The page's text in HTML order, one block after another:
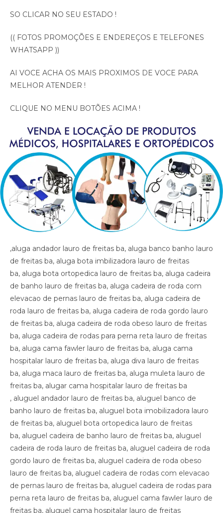
SO CLICAR NO SEU ESTADO !
(( FOTOS PROMOÇÕES E ENDEREÇOS E TELEFONES
WHATSAPP ))
AI VOCE ACHA OS MAIS PROXIMOS DE VOCE PARA
MELHOR ATENDER !
CLIQUE NO MENU BOTÕES ACIMA !
,aluga andador lauro de freitas ba, aluga banco banho lauro de freitas ba, aluga bota imbilizadora lauro de freitas ba, aluga bota ortopedica lauro de freitas ba, aluga cadeira de banho lauro de freitas ba, aluga cadeira de roda com elevacao de pernas lauro de freitas ba, aluga cadeira de roda lauro de freitas ba, aluga cadeira de roda gordo lauro de freitas ba, aluga cadeira de roda obeso lauro de freitas ba, aluga cadeira de rodas para perna reta lauro de freitas ba, aluga cama fawler lauro de freitas ba, aluga cama hospitalar lauro de freitas ba, aluga diva lauro de freitas ba, aluga maca lauro de freitas ba, aluga muleta lauro de freitas ba, alugar cama hospitalar lauro de freitas ba , aluguel andador lauro de freitas ba, aluguel banco de banho lauro de freitas ba, aluguel bota imobilizadora lauro de freitas ba, aluguel bota ortopedica lauro de freitas ba, aluguel cadeira de banho lauro de freitas ba, aluguel cadeira de roda lauro de freitas ba, aluguel cadeira de roda gordo lauro de freitas ba, aluguel cadeira de roda obeso lauro de freitas ba, aluguel cadeira de rodas com elevacao de pernas lauro de freitas ba, aluguel cadeira de rodas para perna reta lauro de freitas ba, aluguel cama fawler lauro de freitas ba, aluguel cama hospitalar lauro de freitas ba, aluguel diva lauro de freitas ba, aluguel maca lauro de freitas ba, aluguel maca lauro de freitas ba, aluguel muleta lauro de freitas ba, andador lauro de freitas ba, artigos hospitalares lauro de freitas ba, assento para banho lauro de freitas ba, banco para banho lauro de freitas ba, bota imibilizadora lauro de freitas ba, bota imobilizadora lauro de freitas ba, bota ortopedica barata lauro de freitas ba, bota ortopedica lauro de freitas ba, cadeira de higiene lauro de freitas ba, cadeira de banho lauro de freitas ba, cadeira de higiene lauro de freitas ba, cadeira de necessidades lauro de freitas ba, cadeira de roda gordo lauro de freitas ba, cadeira de roda obeso lauro de freitas ba, cadeira de rodas aluguel lauro de freitas ba, cadeira de rodas elevacao de pernas lauro de freitas ba, cadeira de rodas higienica lauro de freitas ba, cadeira de rodas para banho preco lauro de freitas ba, cadeira de rodas para gordo lauro de freitas ba, cadeira higienica dobravel lauro de freitas ba, cadeira higienica preco lauro de freitas ba, cadeira para banho preco lauro de freitas ba, cadeira para vaso lauro de freitas ba, cadeiras de rodas lauro de freitas ba, calha afo ortopedica pe caido lauro de freitas ba, calha afo ortopedica pe caido lauro de freitas ba, calha afo ortopedica pe caido lauro de freitas ba, cama fawler lauro de freitas ba, cama hospitalar automatica lauro de freitas ba, cama hospitalar lauro de freitas ba, cama hospitalar manual lauro de freitas ba, cedeira de rodas lauro de freitas ba, cilindro de oxigenio medicinal lauro de freitas ba, clinica ortopedica lauro de freitas ba, clinica so trauma lauro de freitas ba, colar cervical lauro de freitas ba, diva lauro de freitas ba, equipamentos medicos lauro de freitas ba, fisioterapia lauro de freitas ba, hospital lauro de freitas ba, hospital so trauma lauro de freitas ba, imobilizador articulado cotovelo lauro de freitas ba, imobilizador articulado joelho lauro de freitas ba, imobilizador articulado joelho lauro de freitas ba, imobilizador articulado lauro de freitas ba, joelheira lauro de freitas ba, joelheira ortopedica brace lauro de freitas ba, joelheira ortopedica brace lauro de freitas ba lauro de freitas ba, joelheira ortopedica lauro de freitas ba, joelheira ortopedica lauro de freitas ba, joelheira ortopedica lauro de freitas ba, joelheira ortopedica lauro de freitas ba, joelheira ortopedica lauro de freitas ba, locacao andador lauro de freitas ba, locacao banco de banho lauro de freitas ba, locacao bota imobilizadora lauro de freitas ba, locacao bota ortopedica lauro de freitas ba, locacao cadeira de banho lauro de freitas ba, locacao cadeira de roda lauro de freitas ba, locacao cadeira de roda gordo lauro de freitas ba, locacao cadeira de roda obeso lauro de freitas ba, locacao cadeira de rodas elevalcao de pernas lauro de freitas ba, locacao cama fawler lauro de freitas ba, locacao cama hospitalar lauro de freitas ba, locacao de cadeira de rodas lauro de freitas ba, locacao de cadeira de rodas para perna reta lauro de freitas ba, locacao diva lauro de freitas ba, locacao maca lauro de freitas ba, locacao maca lauro de freitas ba, locacao muleta lauro de freitas ba, locadora andador lauro de freitas ba, locadora banco de banho lauro de freitas ba, locadora bota imobilizadora lauro de freitas ba, locadora bota ortopedica lauro de freitas ba, locadora cadeira de banho lauro de freitas ba, locadora cadeira de roda lauro de freitas ba, locadora cadeira de roda gordo lauro de freitas ba, locadora cadeira de roda obeso lauro de freitas ba, locadora cadeira de rodas elevecao de pernas, locadora cadeira de rodas para perna reta lauro de freitas ba, locadora cama fawler lauro de freitas ba, locadora cama hospitalar lauro de freitas ba, locadora diva lauro de freitas ba, locadora maca lauro de freitas ba, locadora maca lauro de freitas ba, locadora muleta lauro de freitas ba, loja bota ortopedica lauro de freitas ba, loja cadeira de banho lauro de freitas ba, loja cadeira de roda lauro de freitas ba, loja cama hospitalar lauro de freitas ba, loja muleta lauro de freitas ba, loja produtos medicos lauro de freitas ba, loja produtos hospitalar lauro de freitas ba, loja produtos hospitalares lauro de freitas ba, loja produtos medicos lauro de freitas ba, loja produtos ortopedicos lauro de freitas ba, loja vende andador lauro de freitas ba, loja vende bota ortopedica lauro de freitas ba, loja vende cadeira de rodas perna reta lauro de freitas ba, loja vende cama fawler lauro de freitas ba, loja vende muleta lauro de freitas ba, loja vende tipoia lauro de freitas ba, maca lauro de freitas ba, material cirurgico lauro de freitas ba, medico ortopedista lauro de freitas ba, muleta barata lauro de freitas ba, muleta lauro de freitas ba, muleta usada lauro de freitas ba, muletas lauro de freitas ba, munhequeira lauro de freitas ba, ortese articulada cotovelo lauro de freitas ba, ortese articulada cotovelo lauro de freitas ba, ortese articulado cotovelo lauro de freitas ba, ortese notuna facite plantar lauro de freitas ba, ortese noturna facite plantar lauro de freitas ba, ortese noturna facite plantar lauro de freitas ba, ortopedia lauro de freitas ba, poltrona hospitalar preco lauro de freitas ba, poltrona reclinavel hospitalar lauro de freitas ba, preco cadeira de banho lauro de freitas ba, preco cama hospitalar lauro de freitas ba, produtos hospitalares lauro de freitas ba, produtos medicos lauro de freitas ba, reabilitacao lauro de freitas ba, sutia cirurgia lauro de freitas ba, sutia ortopedico lauro de freitas ba, sutia ortopedico lauro de freitas ba, sutia pos operatorio lauro de freitas ba, sutia pos operatorio lauro de freitas ba, tala lauro de freitas ba, talas lauro de freitas ba, tipoia lauro de freitas ba, venda muleta lauro de freitas ba, vende cadeira de banho lauro de freitas ba, vende maca lauro de freitas ba, vende muleta lauro de freitas ba, vende produtos hospitalares lauro de freitas ba, vende produtos medicos lauro de freitas ba, ,aluga andador lauro de freitas ba, aluga banco banho lauro de freitas ba, aluga bota imbilizadora lauro de freitas ba, aluga bota ortopedica lauro de freitas ba, aluga cadeira de banho lauro de freitas ba, aluga cadeira de roda com elevacao de pernas lauro de freitas ba, aluga cadeira de roda lauro de freitas ba, aluga cadeira de roda gordo lauro de freitas ba, aluga cadeira de roda obeso lauro de freitas ba, aluga cadeira de rodas para perna reta lauro de freitas ba, aluga cama fawler lauro de freitas ba, aluga cama hospitalar lauro de freitas ba, aluga diva lauro de freitas ba, aluga maca lauro de freitas ba, aluga muleta lauro de freitas ba, alugar cama hospitalar lauro de freitas ba , aluguel andador lauro de freitas ba, aluguel banco de banho lauro de freitas ba, aluguel bota imobilizadora lauro de freitas ba, aluguel bota ortopedica lauro de freitas ba, aluguel cadeira de banho lauro de freitas ba, aluguel cadeira de roda lauro de freitas ba, aluguel cadeira de roda gordo lauro de freitas ba, aluguel cadeira de roda obeso lauro de freitas ba, aluguel cadeira de rodas com elevacao de pernas lauro de freitas ba, aluguel cadeira de rodas para perna reta lauro de freitas ba, aluguel cama fawler lauro de freitas ba, aluguel cama hospitalar lauro de freitas ba, aluguel diva lauro de freitas ba, aluguel maca lauro de freitas ba, aluguel maca lauro de freitas ba, aluguel muleta lauro de freitas ba, andador lauro de freitas ba, artigos hospitalares lauro de freitas ba, assento para banho lauro de freitas ba, banco para banho lauro de freitas ba, bota imibilizadora lauro de freitas ba, bota imobilizadora lauro de freitas ba, bota ortopedica barata lauro de freitas ba, bota ortopedica lauro de freitas ba, cadeira de higiene lauro de freitas ba, cadeira de banho lauro de freitas ba, cadeira de higiene lauro de freitas ba, cadeira de necessidades lauro de freitas ba, cadeira de roda gordo lauro de freitas ba, cadeira de roda obeso lauro de freitas ba, cadeira de rodas aluguel lauro de freitas ba, cadeira de rodas elevacao de pernas lauro de freitas ba, cadeira de rodas higienica lauro de freitas ba, cadeira de rodas para banho preco lauro de freitas ba, cadeira de rodas para gordo lauro de freitas ba, cadeira higienica dobravel lauro de freitas ba, cadeira higienica preco lauro de freitas ba, cadeira para banho preco lauro de freitas ba, cadeira para vaso lauro de freitas ba, cadeiras de rodas lauro de freitas ba, calha afo ortopedica pe caido lauro de freitas ba, calha afo ortopedica pe caido lauro de freitas ba, calha afo ortopedica pe caido lauro de freitas ba, cama fawler lauro de freitas ba, cama hospitalar automatica lauro de freitas ba, cama hospitalar lau